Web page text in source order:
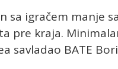
sa igračem manje
pre kraja.
savladao BATE